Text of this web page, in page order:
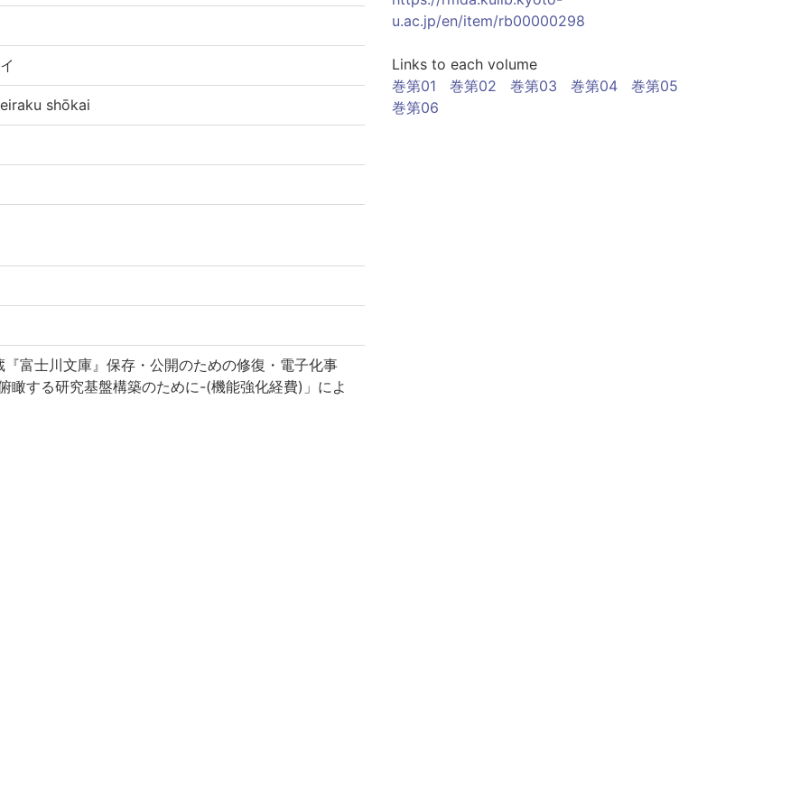
shōkai
富士川文庫』保存・公開のための修復・電子化事
瞰する研究基盤構築のために-(機能強化経費)」によ
u.ac.jp/en/item/rb00000298
Links to each volume
巻第01
巻第02 巻第03 巻第04
巻第05
巻第06